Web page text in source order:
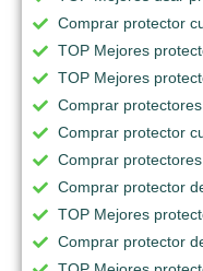
Comprar protector
TOP Mejores
TOP Mejores
Comprar
Comprar protector
Comprar
Comprar protector
TOP Mejores
Comprar protector